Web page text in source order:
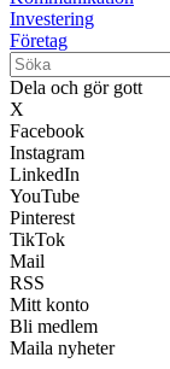
Investering
Företag
Dela och gör gott
X
Facebook
Instagram
LinkedIn
YouTube
Pinterest
TikTok
Mail
RSS
Mitt konto
Bli medlem
Maila nyheter